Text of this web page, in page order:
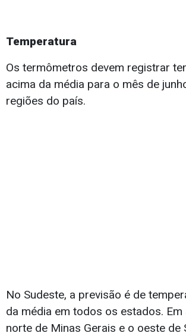
Temperatura
Os termômetros devem registrar
acima da média para o mês de
regiões do país.
No Sudeste, a previsão é de
da média em todos os estados.
norte de Minas Gerais e o oeste de